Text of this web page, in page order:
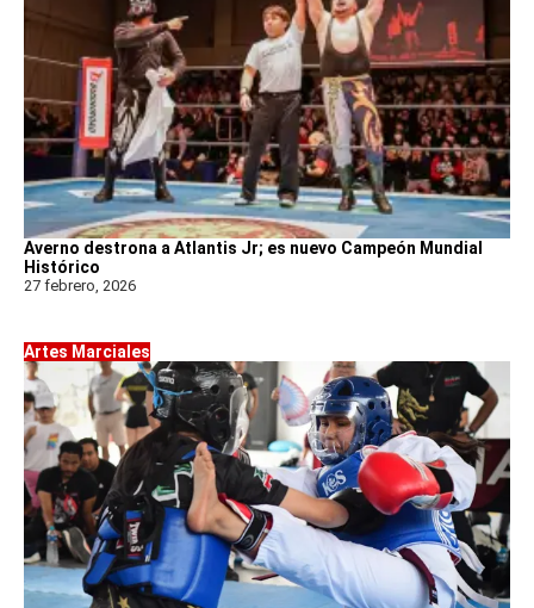
Averno destrona a Atlantis Jr; es nuevo Campeón Mundial
Histórico
27 febrero, 2026
Artes Marciales